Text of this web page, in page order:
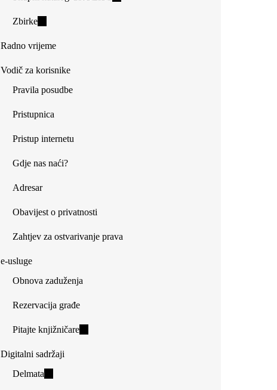
Zbirke(link
external)
Radno vrijeme
Vodič za korisnike
Pravila posudbe
Pristupnica
Pristup internetu
Gdje nas naći?
Adresar
Obavijest o privatnosti
Zahtjev za ostvarivanje prava
e-usluge
Obnova zaduženja
Rezervacija građe
Pitajte knjižničare(link
Digitalni sadržaji
Delmata